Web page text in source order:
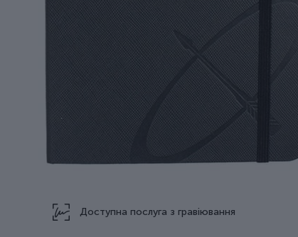
Доступна послуга з гравіювання